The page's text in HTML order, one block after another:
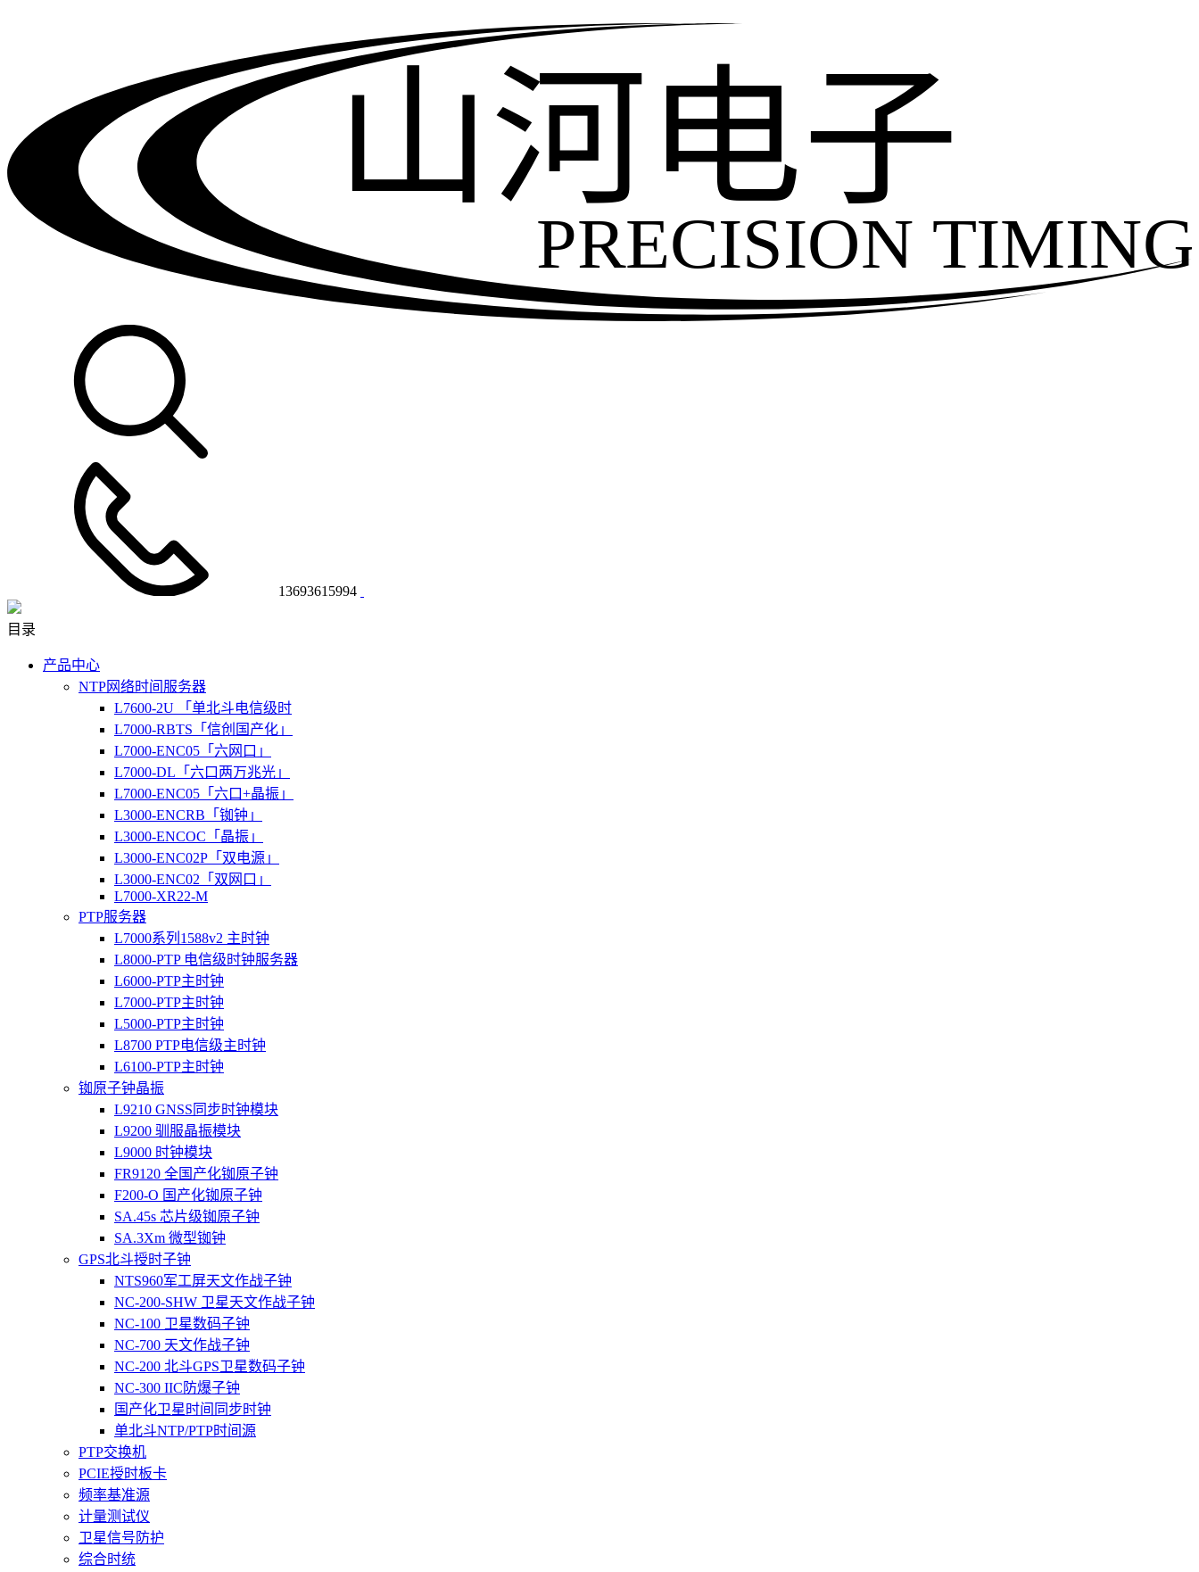
PRECISION TIMING
山河电子
13693615994
目录
产品中心
NTP网络时间服务器
L7600-2U 「单北斗电信级时
L7000-RBTS「信创国产化」
L7000-ENC05「六网口」
L7000-DL「六口两万兆光」
L7000-ENC05「六口+晶振」
L3000-ENCRB「铷钟」
L3000-ENCOC「晶振」
L3000-ENC02P「双电源」
L3000-ENC02「双网口」
L7000-XR22-M
PTP服务器
L7000系列1588v2 主时钟
L8000-PTP 电信级时钟服务器
L6000-PTP主时钟
L7000-PTP主时钟
L5000-PTP主时钟
L8700 PTP电信级主时钟
L6100-PTP主时钟
铷原子钟晶振
L9210 GNSS同步时钟模块
L9200 驯服晶振模块
L9000 时钟模块
FR9120 全国产化铷原子钟
F200-O 国产化铷原子钟
SA.45s 芯片级铷原子钟
SA.3Xm 微型铷钟
GPS北斗授时子钟
NTS960军工屏天文作战子钟
NC-200-SHW 卫星天文作战子钟
NC-100 卫星数码子钟
NC-700 天文作战子钟
NC-200 北斗GPS卫星数码子钟
NC-300 IIC防爆子钟
国产化卫星时间同步时钟
单北斗NTP/PTP时间源
PTP交换机
PCIE授时板卡
频率基准源
计量测试仪
卫星信号防护
综合时统